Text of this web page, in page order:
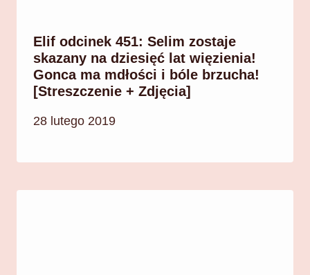
Elif odcinek 451: Selim zostaje
skazany na dziesięć lat więzienia!
Gonca ma mdłości i bóle brzucha!
[Streszczenie + Zdjęcia]
28 lutego 2019